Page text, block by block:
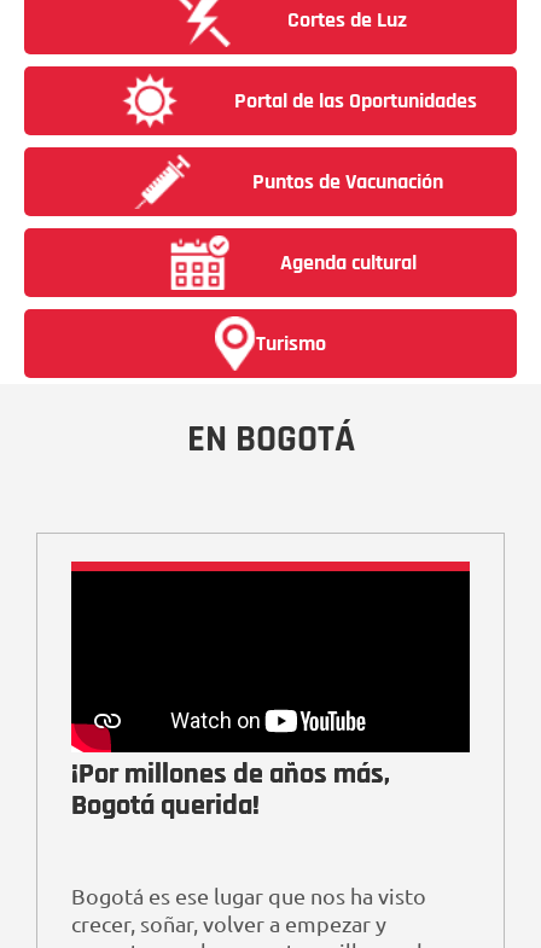
Cortes de Luz
Portal de las Oportunidades
Puntos de Vacunación
Agenda cultural
Turismo
EN BOGOTÁ
¡Por millones de años más,
Bogotá querida!
Bogotá es ese lugar que nos ha visto
crecer, soñar, volver a empezar y